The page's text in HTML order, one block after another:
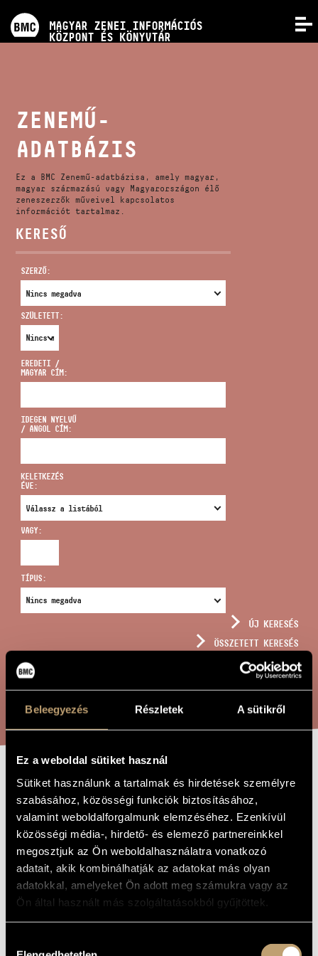
Beleegyezés Részletek A sütikről
Ez a weboldal sütiket használ
Sütiket használunk a tartalmak és hirdetések személyre
szabásához, közösségi funkciók biztosításához,
valamint weboldalforgalmunk elemzéséhez. Ezenkívül
közösségi média-, hirdető- és elemező partnereinkkel
megosztjuk az Ön weboldalhasználatra vonatkozó
adatait, akik kombinálhatják az adatokat más olyan
adatokkal, amelyeket Ön adott meg számukra vagy az
Ön által használt más szolgáltatásokból gyűjtöttek.
MAGYAR ZENEI INFORMÁCIÓS
KÖZPONT ÉS KÖNYVTÁR
KÉPZÉSEK
KIADVÁNYOK
RÓLUNK
VIDEÓ GALÉRIA
CÍM
infokozpont@bmc.hu
TELEFON
NYITVA TARTÁS
MŰVÉSZADATBÁZIS
ZENEMŰ-ADATBÁZIS
ZENEI KÖNYVTÁR, ONLINE KATALÓGUS
ZENEMŰ-
ADATBÁZIS
Ez a BMC Zenemű-adatbázisa, amely magyar,
magyar származású vagy Magyarországon élő
zeneszerzők műveivel kapcsolatos
információt tartalmaz.
KERESŐ
SZERZŐ:
SZÜLETETT:
EREDETI /
MAGYAR CÍM:
IDEGEN NYELVŰ
/ ANGOL CÍM:
KELETKEZÉS
ÉVE:
VAGY:
TÍPUS:
ÚJ KERESÉS
ÖSSZETETT KERESÉS
KERESÉS
A MŰ CÍME VI. ZSOLTÁR
ZENESZERZŐ Farkas Ferenc
EREDETI /
MAGYAR CÍM
VI. zsoltár
IDEGEN
NYELVŰ /
ANGOL CÍM
Psalm VI